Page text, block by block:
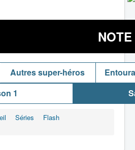
Autres super-héros
1
Séries
Flash